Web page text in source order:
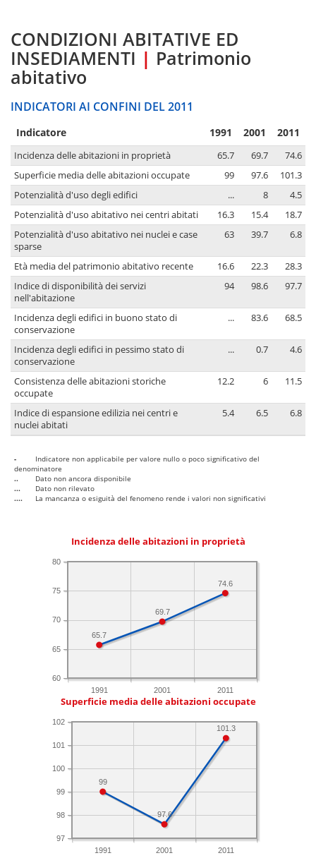
CONDIZIONI ABITATIVE ED
INSEDIAMENTI | Patrimonio
abitativo
INDICATORI AI CONFINI DEL 2011
Indicatore 1991 2001 2011
Incidenza delle abitazioni in proprietà 65.7 69.7
74.6
Superficie media delle abitazioni occupate
99 97.6
101.3
Potenzialità d'uso degli edifici
... 8
4.5
Potenzialità d'uso abitativo nei centri abitati
16.3 15.4
18.7
Potenzialità d'uso abitativo nei nuclei e case
sparse
63 39.7 6.8
Età media del patrimonio abitativo recente 16.6 22.3
28.3
Indice di disponibilità dei servizi
nell'abitazione
94 98.6 97.7
Incidenza degli edifici in buono stato di
conservazione
... 83.6 68.5
Incidenza degli edifici in pessimo stato di
conservazione
... 0.7 4.6
Consistenza delle abitazioni storiche
occupate
12.2 6 11.5
Indice di espansione edilizia nei centri e
nuclei abitati
5.4 6.5 6.8
-
Indicatore non applicabile per valore nullo o poco significativo del
denominatore
..
Dato non ancora disponibile
...
Dato non rilevato
....
La mancanza o esiguità del fenomeno rende i valori non significativi
Incidenza delle abitazioni in proprietà
1991 2001 2011
60
65
70
75
80
74.6
69.7
65.7
Superficie media delle abitazioni occupate
1991 2001 2011
97
98
99
100
101
102
101.3
97.6
99